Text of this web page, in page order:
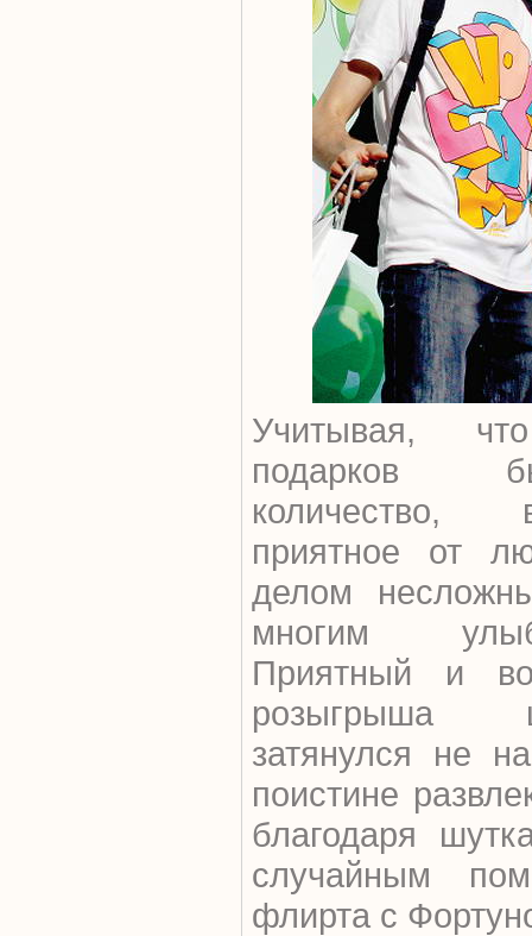
Учитывая,
подарков
количество,
приятное от
делом
многим
Приятный и
розыгрыша
затянулся не
поистине
благодаря
случайным
флирта с